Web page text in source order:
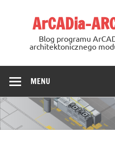
ArCADia-
Blog programu
architektonicznego
MENU